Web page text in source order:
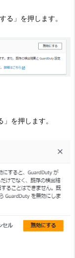
る」を押します。
を押します。